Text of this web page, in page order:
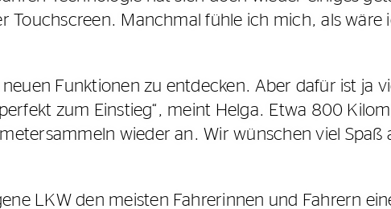
Touchscreen. Manchmal fühle ich mich, als wäre
Funktionen zu entdecken. Aber dafür ist ja
zum Einstieg“, meint Helga. Etwa 800
wieder an. Wir wünschen viel Spaß
LKW den meisten Fahrerinnen und Fahrern